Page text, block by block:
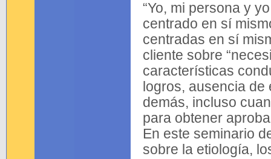
“Yo, mi persona y
centrado en sí
centradas en sí
cliente sobre
características
logros, ausencia
demás, incluso
para obtener
En este seminario
sobre la etiología,